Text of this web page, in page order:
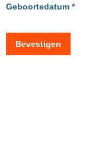
Geboortedatum *